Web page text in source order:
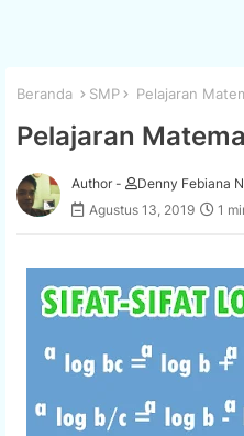
Beranda SMP Pelajaran
Pelajaran
Author -
Denny Febiana
Agustus 13, 2019
1